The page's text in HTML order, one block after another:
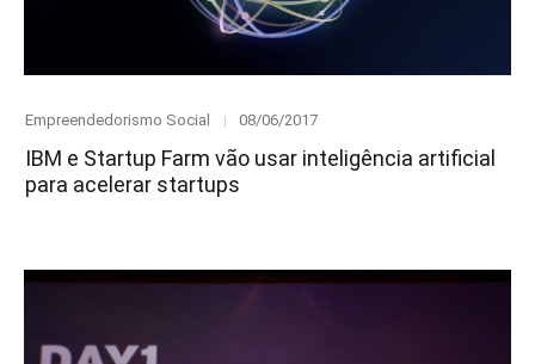
Category
Empreendedorismo Social
Posted
08/06/2017
IBM e Startup Farm vão usar inteligência artificial
para acelerar startups